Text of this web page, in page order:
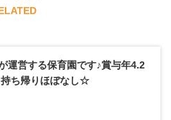
運営する保育園です♪賞与年4.2
ち帰りほぼなし☆